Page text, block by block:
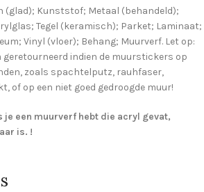
(glad); Kunststof; Metaal (behandeld);
Tegel (keramisch); Parket; Laminaat;
Vinyl (vloer); Behang; Muurverf. Let op:
geretourneerd indien de muurstickers op
zoals spachtelputz, rauhfaser,
of op een niet goed gedroogde muur!
je een muurverf hebt die acryl gevat,
is. !